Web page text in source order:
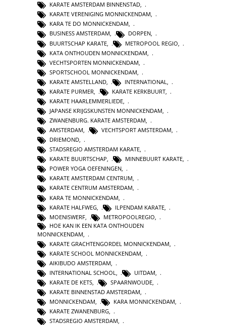
KARATE AMSTERDAM BINNENSTAD,
KARATE VERENIGING MONNICKENDAM,
KARA TE DO MONNICKENDAM,
BUSINESS AMSTERDAM, DORPEN,
BUURTSCHAP KARATE
METROPOOL REGIO
KATA ONTHOUDEN MONNICKENDAM
VECHTSPORTEN MONNICKENDAM
SPORTSCHOOL MONNICKENDAM
KARATE AMSTELLAND
INTERNATIONAL
KARATE PURMER
KARATE KERKBUURT
KARATE HAARLEMMERLIEDE
JAPANSE KRIJGSKUNSTEN MONNICKENDAM
ZWANENBURG. KARATE AMSTERDAM,
AMSTERDAM, VECHTSPORT AMSTERDAM,
DRIEMOND,
STADSREGIO AMSTERDAM KARATE,
KARATE BUURTSCHAP, MINNEBUURT KARATE,
POWER YOGA OEFENINGEN,
KARATE AMSTERDAM CENTRUM,
KARATE CENTRUM AMSTERDAM,
KARA TE MONNICKENDAM
KARATE HALFWEG
ILPENDAM KARATE
MOENISWERF
METROPOOLREGIO
HOE KAN IK EEN KATA ONTHOUDEN
MONNICKENDAM
KARATE GRACHTENGORDEL MONNICKENDAM
KARATE SCHOOL MONNICKENDAM
AIKIBUDO AMSTERDAM
INTERNATIONAL SCHOOL
UITDAM
KARATE DE KETS, SPAARNWOUDE,
KARATE BINNENSTAD AMSTERDAM,
MONNICKENDAM, KARA MONNICKENDAM,
KARATE ZWANENBURG,
STADSREGIO AMSTERDAM,